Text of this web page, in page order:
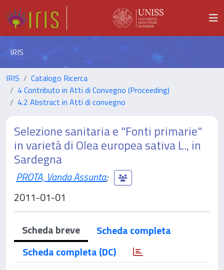
IRIS
IRIS
Catalogo Ricerca
4 Contributo in Atti di Convegno (Proceeding)
4.2 Abstract in Atti di convegno
Selezione sanitaria e "Fonti primarie"
in varietà di Olea europea sativa L., in
Sardegna
PROTA, Vanda Assunta;
2011-01-01
Scheda breve
Scheda completa
Scheda completa (DC)